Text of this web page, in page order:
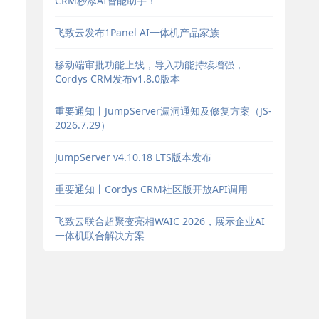
飞致云发布1Panel AI一体机产品家族
移动端审批功能上线，导入功能持续增强，
Cordys CRM发布v1.8.0版本
重要通知丨JumpServer漏洞通知及修复方案（JS-
2026.7.29）
JumpServer v4.10.18 LTS版本发布
重要通知丨Cordys CRM社区版开放API调用
飞致云联合超聚变亮相WAIC 2026，展示企业AI
一体机联合解决方案